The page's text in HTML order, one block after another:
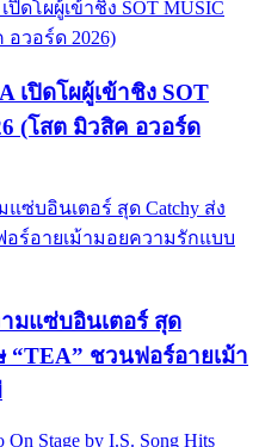
เปิดโผผู้เข้าชิง SOT
(โสต มิวสิค อวอร์ด
มแซ่บอินเตอร์ สุด
“TEA” ชวนฟอร์อายเม้า